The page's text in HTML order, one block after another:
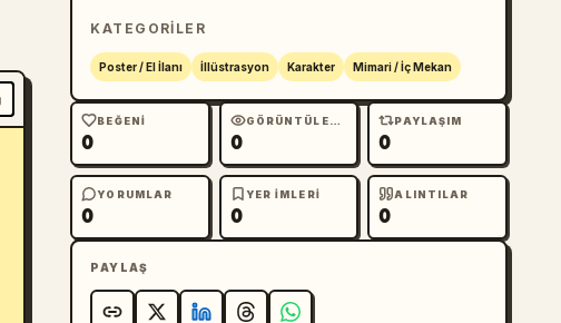
KATEGORILER
Poster / El İlanı İllüstrasyon Karakter Mimari / İç Mekan
BEĞENI
0
GÖRÜNTÜLEME
0
PAYLAŞIM
0
YORUMLAR
0
YER IMLERI
0
ALINTILAR
0
PAYLAŞ